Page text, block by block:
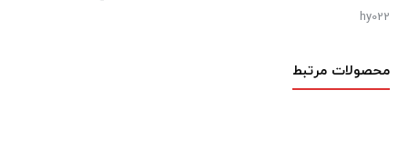
hy022
محصولات مرتبط